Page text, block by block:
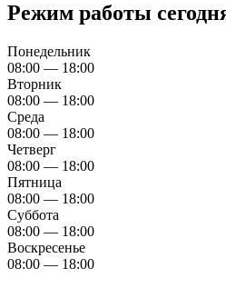
Режим работы
Понедельник
08:00 — 18:00
Вторник
08:00 — 18:00
Среда
08:00 — 18:00
Четверг
08:00 — 18:00
Пятница
08:00 — 18:00
Суббота
08:00 — 18:00
Воскресенье
08:00 — 18:00